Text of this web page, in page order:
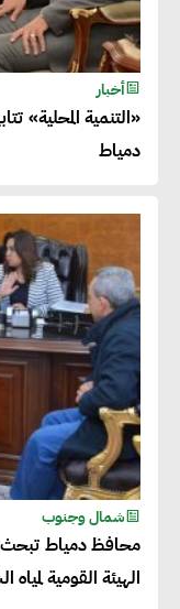
أخبار
«التنمية المحلية»
دمياط
شمال وجنوب
محافظ دمياط تبحث
الهيئة القومية لمياه